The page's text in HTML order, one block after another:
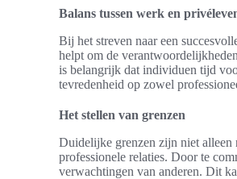
Balans tussen werk en
Bij het streven naar een
helpt om de
is belangrijk dat individuen tijd
tevredenheid op zowel
Het stellen van grenzen
Duidelijke grenzen zijn niet alleen
professionele relaties. Door te
verwachtingen van anderen. Dit